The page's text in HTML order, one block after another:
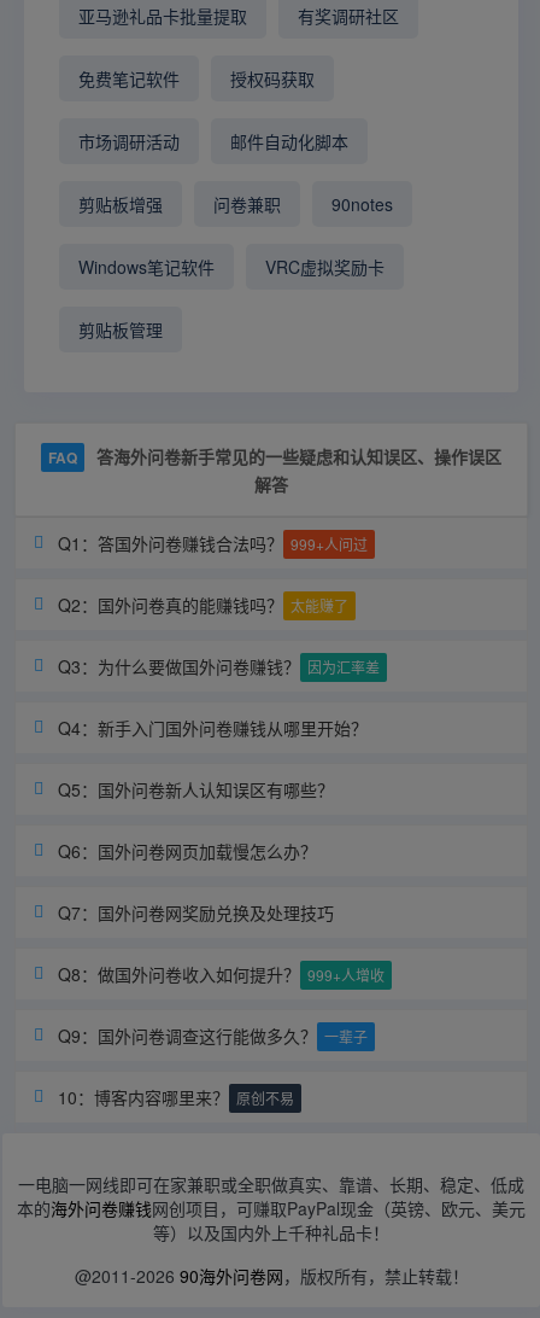
亚马逊礼品卡批量提取 有奖调研社区
免费笔记软件 授权码获取
市场调研活动 邮件自动化脚本
剪贴板增强 问卷兼职 90notes
Windows笔记软件 VRC虚拟奖励卡
剪贴板管理
FAQ
答海外问卷新手常见的一些疑虑和认知误区、操作误区
解答
Q1：答国外问卷赚钱合法吗？ 999+人问过

Q2：国外问卷真的能赚钱吗？ 太能赚了

Q3：为什么要做国外问卷赚钱？ 因为汇率差

Q4：新手入门国外问卷赚钱从哪里开始？

Q5：国外问卷新人认知误区有哪些？

Q6：国外问卷网页加载慢怎么办？

Q7：国外问卷网奖励兑换及处理技巧

Q8：做国外问卷收入如何提升？ 999+人增收

Q9：国外问卷调查这行能做多久？ 一辈子

10：博客内容哪里来？ 原创不易

一电脑一网线即可在家兼职或全职做真实、靠谱、长期、稳定、低成
本的海外问卷赚钱网创项目，可赚取PayPal现金（英镑、欧元、美元
等）以及国内外上千种礼品卡！
@2011-2026 90海外问卷网，版权所有，禁止转载！